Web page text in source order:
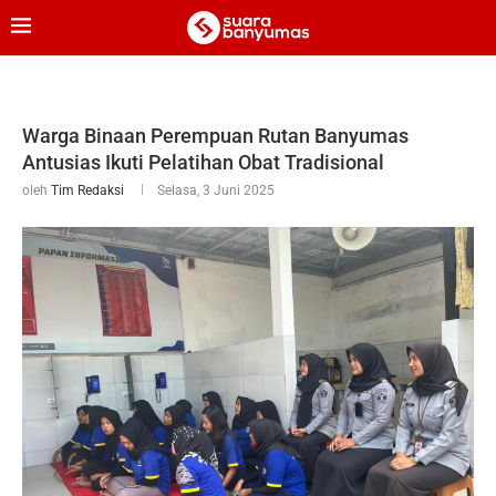
Warga Binaan Perempuan Rutan Banyumas
Antusias Ikuti Pelatihan Obat Tradisional
oleh Tim Redaksi Selasa, 3 Juni 2025